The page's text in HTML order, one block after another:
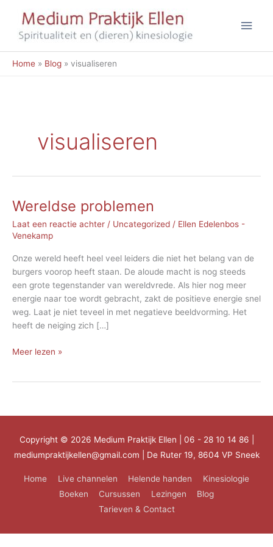
Home Blog visualiseren
visualiseren
Wereldse problemen
Laat een reactie achter / Uncategorized / Ellen Edelenbos -
Venekamp
Onze wereld heeft heel veel leiders die niet het belang van de
burgers voorop heeft staan. De aloude macht is nog steeds
een grote tegenstander van wereldvrede. Als hier nog meer
energie naar toe wordt gebracht, zakt de positieve energie snel
weg. Laat je niet teveel in met negatieve beeldvorming. Het
heeft de neiging zich […]
Wereldse
Meer lezen »
Copyright © 2026 Medium Praktijk Ellen | 06 - 28 10 14 86 |
mediumpraktijkellen@gmail.com | De Ruter 19, 8604 VP Sneek
Home Live channelen Helende handen
Kinesiologie
Boeken
Cursussen Lezingen
Blog
Tarieven & Contact